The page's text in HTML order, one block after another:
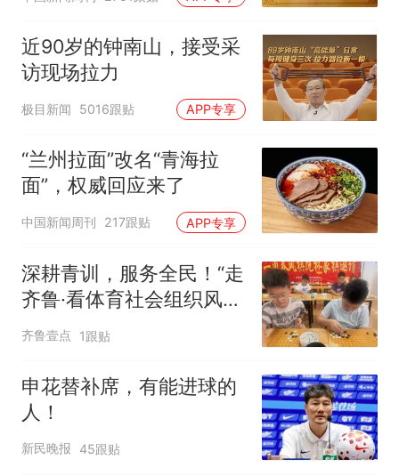
近90岁的钟南山，接受采
访现场拉力
极目新闻 5016跟贴 APP专享
“兰州拉面”改名“青海拉
面”，权威回应来了
中国新闻周刊 217跟贴 APP专享
深耕青训，服务全民！“走
齐鲁·看体育社会组织风
采”走进沂水
齐鲁壹点 1跟贴
申花替补席，有能进球的
人！
新民晚报 45跟贴